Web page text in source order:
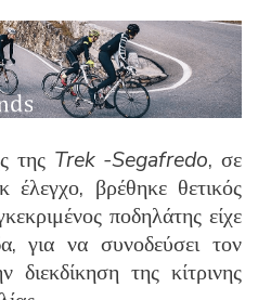
της Trek -Segafredo, σε
έλεγχο, βρέθηκε θετικός
ποδηλάτης είχε
για να συνοδεύσει τον
διεκδίκηση της κίτρινης